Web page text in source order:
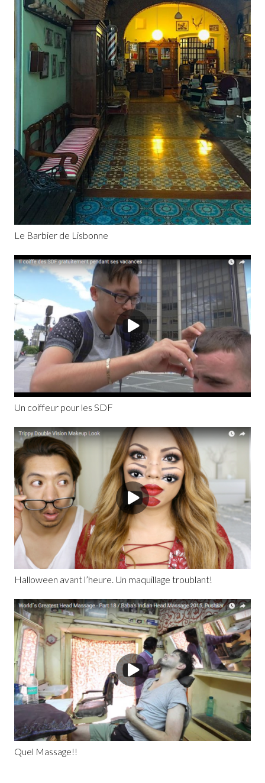
Le Barbier de Lisbonne
Un coiffeur pour les SDF
Halloween avant l’heure. Un maquillage troublant!
Quel Massage!!